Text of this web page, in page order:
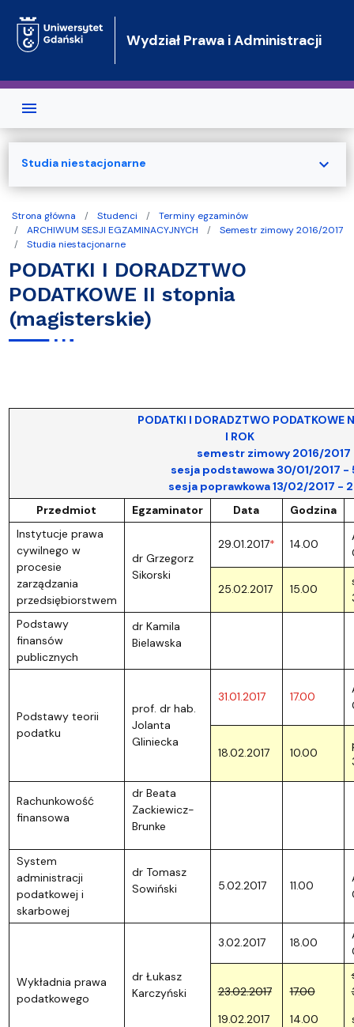
Wydział Prawa i Administracji
Strona główna Studenci
Terminy egzaminów
ARCHIWUM SESJI EGZAMINACYJNYCH
Semestr zimowy 2016/2017
Studia niestacjonarne
PODATKI I DORADZTWO
PODATKOWE II stopnia
(magisterskie)
PODATKI I DORADZTWO PODATKOWE
I ROK
semestr zimowy 2016/2017
sesja podstawowa 30/01/2017 - 5/
sesja poprawkowa 13/02/2017 - 26/
Przedmiot
Egzaminator Data
Godzina
Instytucje prawa
cywilnego w
procesie
zarządzania
przedsiębiorstwem
dr Grzegorz
Sikorski
29.01.2017* 14.00
25.02.2017 15.00
Podstawy
finansów
publicznych
dr Kamila
Bielawska
Podstawy teorii
podatku
prof. dr hab.
Jolanta
Gliniecka
31.01.2017 17.00
18.02.2017 10.00
Rachunkowość
finansowa
dr Beata
Zackiewicz-
Brunke
System
administracji
podatkowej i
skarbowej
dr Tomasz
Sowiński
5.02.2017 11.00
Wykładnia prawa
podatkowego
dr Łukasz
Karczyński
3.02.2017 18.00
23.02.2017
19.02.2017
17.00
14.00
Studia niestacjonarne expand_more